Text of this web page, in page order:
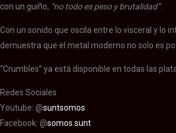
con un guiño, “no todo es peso y brutalidad”
Con un sonido que oscila entre lo visceral y lo
demuestra que el metal moderno no solo es
“Crumbles” ya está disponible en todas las
Redes Sociales
Youtube: @suntsomos
Facebook: @somos.sunt